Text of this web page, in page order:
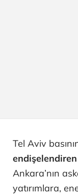
Tel Aviv
Ankara’nın
yatırımlara,